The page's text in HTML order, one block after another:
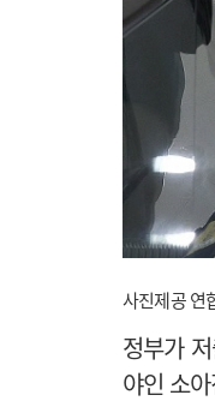
사진제공 연
정부가
야인 소